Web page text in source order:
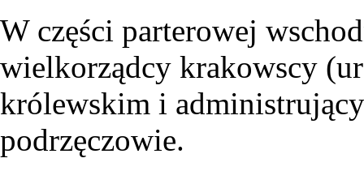
W części parterowej
wielkorządcy krakowscy
królewskim i
podrzęczowie.